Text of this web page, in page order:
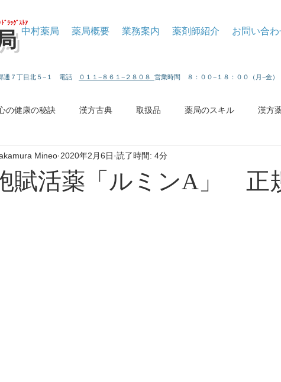
中村薬局 薬局概要 業務案内 薬剤師紹介 お問い合わ
ﾞﾗｯｸﾞｽﾄｱ
通７丁目北５−１ 電話 ０１１−８６１−２８０８ 営業時間 ８：００−１８：００（月−金
の健康の秘訣 漢方古典 取扱品 薬局のスキル 漢方
コミュニティ
賦活薬「ルミンA」 正
Mineo 2020年2月6日 読了時間: 4分